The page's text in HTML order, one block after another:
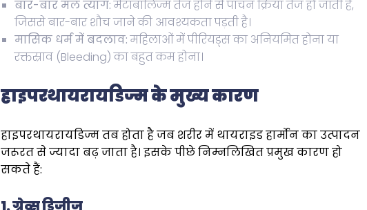
बार-बार मल त्याग:मेटाबॉलिज्म तेज होने से पाचन क्रिया तेज हो जाती है,
जिससे बार-बार शौच जाने की आवश्यकता पड़ती है।
मासिक धर्म में बदलाव:महिलाओं में पीरियड्स का अनियमित होना या
रक्तस्राव (Bleeding) का बहुत कम होना।
हाइपरथायरायडिज्म के मुख्य कारण
हाइपरथायरायडिज्म तब होता है जब शरीर में थायराइड हार्मोन का उत्पादन
जरूरत से ज्यादा बढ़ जाता है। इसके पीछे निम्नलिखित प्रमुख कारण हो
सकते हैं:
1. ग्रेव्स डिज़ीज़